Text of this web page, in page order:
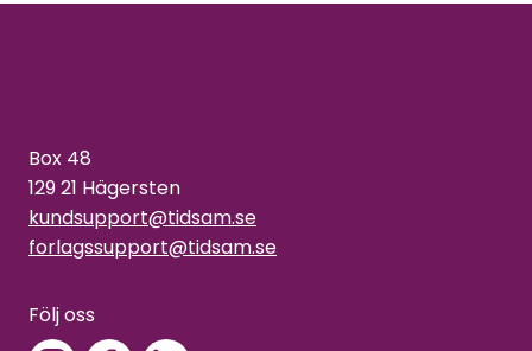
Box 48
129 21 Hägersten
kundsupport@tidsam.se
forlagssupport@tidsam.se
Följ oss